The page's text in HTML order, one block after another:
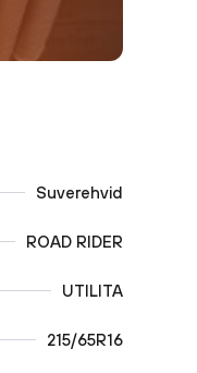
Suverehvid
ROAD RIDER
UTILITA
215/65R16